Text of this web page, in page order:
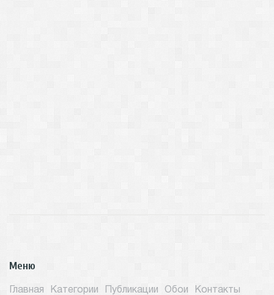
Меню
Главная Категории Публикации Обои Контакты